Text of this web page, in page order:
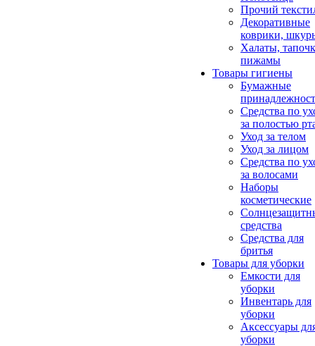
Прочий
Декоративные
коврики,
Халаты,
пижамы
Товары гигиены
Бумажные
Средства по
за полостью
Уход за телом
Уход за лицом
Средства по
за волосами
Наборы
косметические
средства
Средства для
бритья
Товары для уборки
Емкости для
уборки
Инвентарь для
уборки
Аксессуары
уборки